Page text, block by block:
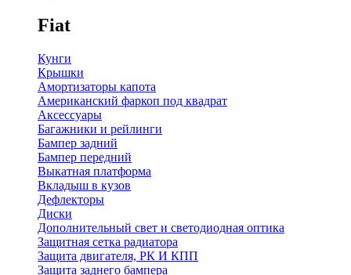
Fiat
Кунги
Крышки
Амортизаторы капота
Американский фаркоп под квадрат
Аксессуары
Багажники и рейлинги
Бампер задний
Бампер передний
Выкатная платформа
Вкладыш в кузов
Дефлекторы
Диски
Дополнительный свет и светодиодная оптика
Защитная сетка радиатора
Защита двигателя, РК И КПП
Защита заднего бампера